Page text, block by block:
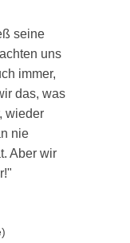
seine
uns
immer,
das, was
wieder
nie
Aber wir